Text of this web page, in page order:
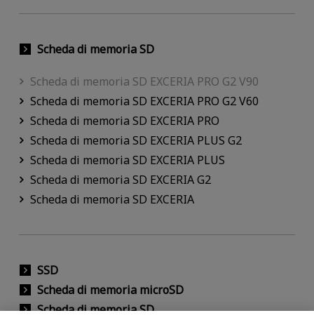
Scheda di memoria SD
Scheda di memoria SD EXCERIA PRO G2 V90
Scheda di memoria SD EXCERIA PRO G2 V60
Scheda di memoria SD EXCERIA PRO
Scheda di memoria SD EXCERIA PLUS G2
Scheda di memoria SD EXCERIA PLUS
Scheda di memoria SD EXCERIA G2
Scheda di memoria SD EXCERIA
SSD
Scheda di memoria microSD
Scheda di memoria SD